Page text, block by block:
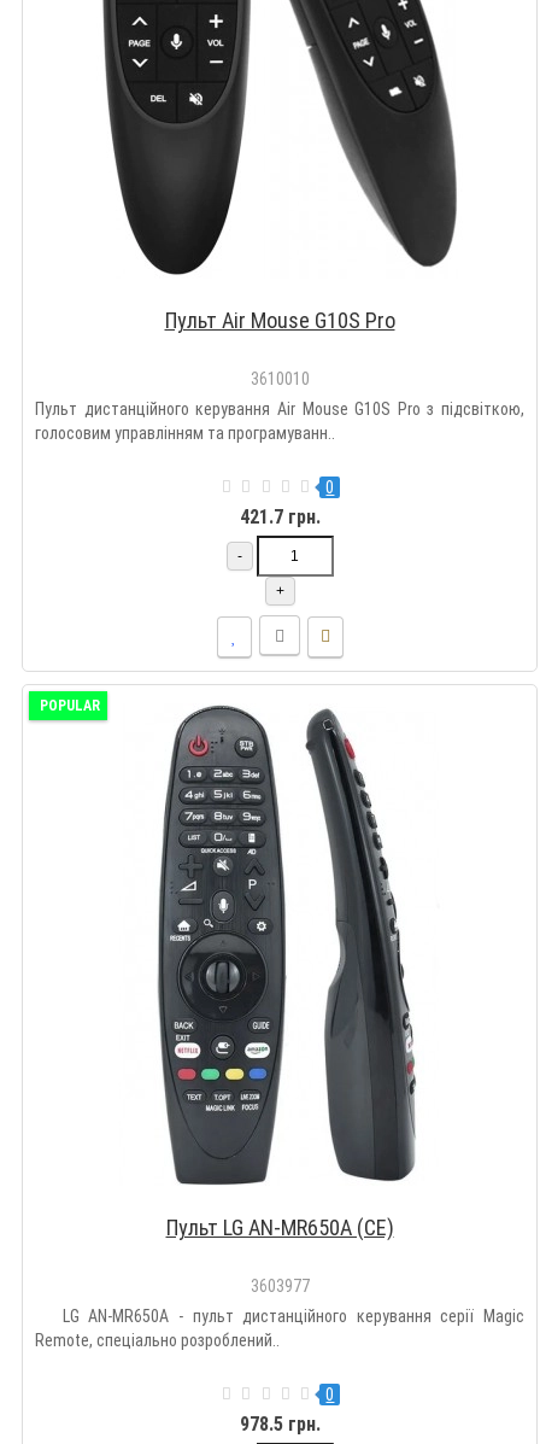
Пульт Air Mouse G10S Pro
3610010
Пульт дистанційного керування Air Mouse G10S Pro з підсвіткою,
голосовим управлінням та програмуванн..
0
421.7 грн.
-
+
POPULAR
Пульт LG AN-MR650A (CE)
3603977
LG AN-MR650A - пульт дистанційного керування серії Magic
Remote, спеціально розроблений..
0
978.5 грн.